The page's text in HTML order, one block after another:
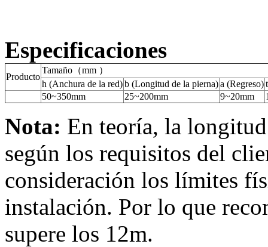
Especificaciones
Producto
Tamaño（mm ）
h (Anchura de la red)b (Longitud de la pierna)a (Regreso)
50~350mm
25~200mm 9~20mm
Nota: En teoría, la
según los requisitos del
consideración los límites
instalación. Por lo que
supere los 12m.